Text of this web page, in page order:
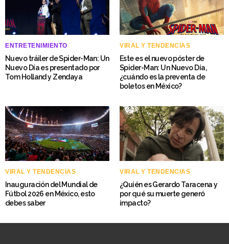
ENTRETENIMIENTO
Nuevo tráiler de Spider-Man: Un
Nuevo Día es presentado por
Tom Holland y Zendaya
VIRAL Y TENDENCIAS
Este es el nuevo póster de
Spider-Man: Un Nuevo Día,
¿cuándo es la preventa de
boletos en México?
VIRAL Y TENDENCIAS
Inauguración del Mundial de
Fútbol 2026 en México, esto
debes saber
VIRAL Y TENDENCIAS
¿Quién es Gerardo Taracena y
por qué su muerte generó
impacto?